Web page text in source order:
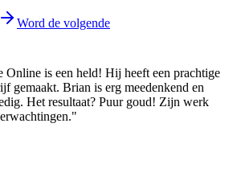
Word de volgende
Online is een held! Hij heeft een prachtige
gemaakt. Brian is erg meedenkend en
Het resultaat? Puur goud! Zijn werk
"